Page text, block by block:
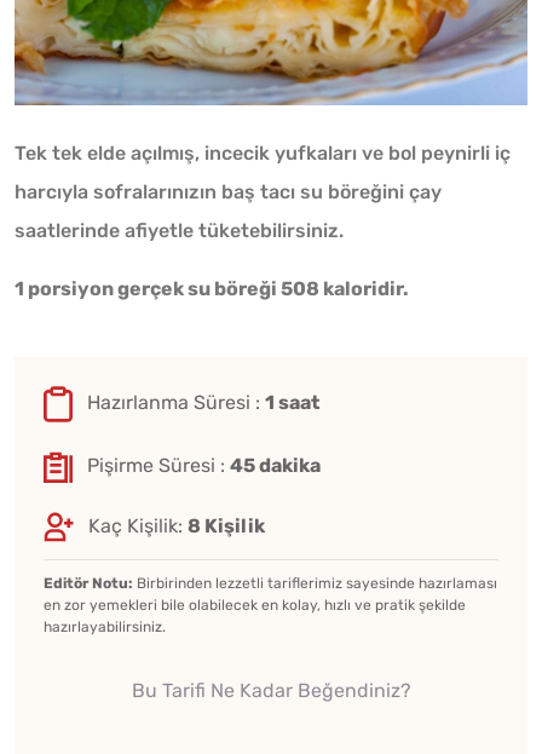
Tek tek elde açılmış, incecik yufkaları ve bol peynirli iç
harcıyla sofralarınızın baş tacı su böreğini çay
saatlerinde afiyetle tüketebilirsiniz.
1 porsiyon gerçek su böreği 508 kaloridir.
Hazırlanma Süresi : 1 saat
Pişirme Süresi : 45 dakika
Kaç Kişilik: 8 Kişilik
Editör Notu: Birbirinden lezzetli tariflerimiz sayesinde hazırlaması
en zor yemekleri bile olabilecek en kolay, hızlı ve pratik şekilde
hazırlayabilirsiniz.
Bu Tarifi Ne Kadar Beğendiniz?